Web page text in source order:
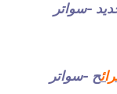
-سواتر
ح -سواتر